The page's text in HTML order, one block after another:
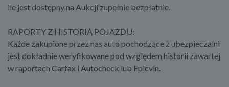
ile jest dostępny na Aukcji zupełnie bezpłatnie.
RAPORTY Z HISTORIĄ POJAZDU:
Każde zakupione przez nas auto pochodzące z ubezpieczalni
jest dokładnie weryfikowane pod względem historii zawartej
w raportach Carfax i Autocheck lub Epicvin.